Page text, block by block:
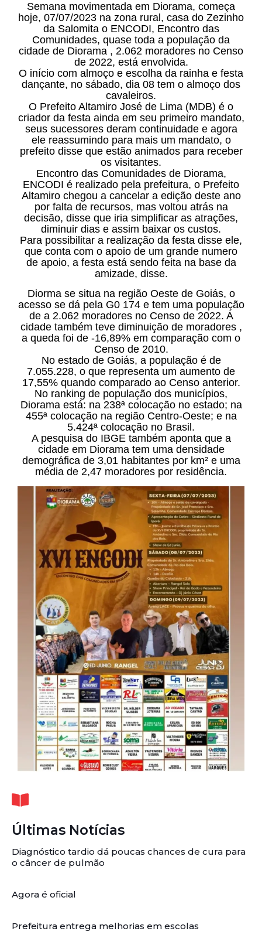
Semana movimentada em Diorama, começa
hoje, 07/07/2023 na zona rural, casa do Zezinho
da Salomita o ENCODI, Encontro das
Comunidades, quase toda a população da
cidade de Diorama , 2.062 moradores no Censo
de 2022, está envolvida.
O início com almoço e escolha da rainha e festa
dançante, no sábado, dia 08 tem o almoço dos
cavaleiros.
O Prefeito Altamiro José de Lima (MDB) é o
criador da festa ainda em seu primeiro mandato,
seus sucessores deram continuidade e agora
ele reassumindo para mais um mandato, o
prefeito disse que estão animados para receber
os visitantes.
Encontro das Comunidades de Diorama,
ENCODI é realizado pela prefeitura, o Prefeito
Altamiro chegou a cancelar a edição deste ano
por falta de recursos, mas voltou atrás na
decisão, disse que iria simplificar as atrações,
diminuir dias e assim baixar os custos.
Para possibilitar a realização da festa disse ele,
que conta com o apoio de um grande numero
de apoio, a festa está sendo feita na base da
amizade, disse.
Diorma se situa na região Oeste de Goiás, o
acesso se dá pela G0 174 e tem uma população
de a 2.062 moradores no Censo de 2022. A
cidade também teve diminuição de moradores ,
a queda foi de -16,89% em comparação com o
Censo de 2010.
No estado de Goiás, a população é de
7.055.228, o que representa um aumento de
17,55% quando comparado ao Censo anterior.
No ranking de população dos municípios,
Diorama está: na 238ª colocação no estado; na
455ª colocação na região Centro-Oeste; e na
5.424ª colocação no Brasil.
A pesquisa do IBGE também aponta que a
cidade em Diorama tem uma densidade
demográfica de 3,01 habitantes por km² e uma
média de 2,47 moradores por residência.
Últimas Notícias
Diagnóstico tardio dá poucas chances de cura para
o câncer de pulmão
Agora é oficial
Prefeitura entrega melhorias em escolas